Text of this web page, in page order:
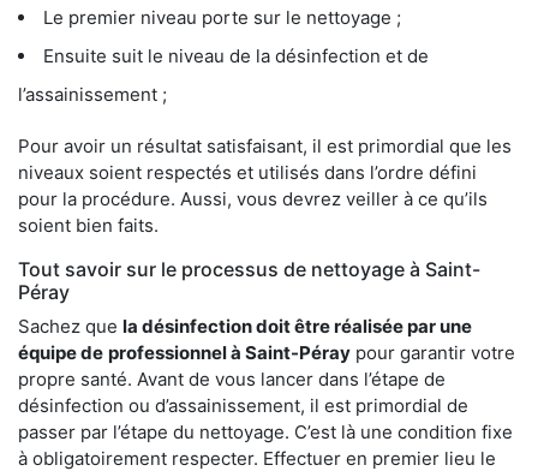
Le premier niveau porte sur le nettoyage ;
Ensuite suit le niveau de la désinfection et de
l’assainissement ;
Pour avoir un résultat satisfaisant, il est primordial que les
niveaux soient respectés et utilisés dans l’ordre défini
pour la procédure. Aussi, vous devrez veiller à ce qu’ils
soient bien faits.
Tout savoir sur le processus de nettoyage à Saint-
Péray
Sachez que la désinfection doit être réalisée par une
équipe de professionnel à Saint-Péray pour garantir votre
propre santé. Avant de vous lancer dans l’étape de
désinfection ou d’assainissement, il est primordial de
passer par l’étape du nettoyage. C’est là une condition fixe
à obligatoirement respecter. Effectuer en premier lieu le